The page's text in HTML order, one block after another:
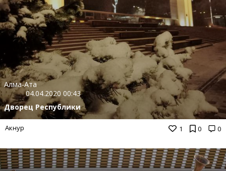
1 0 0
Алма-Ата
04.04.2020 00:43
Дворец Республики
Акнур